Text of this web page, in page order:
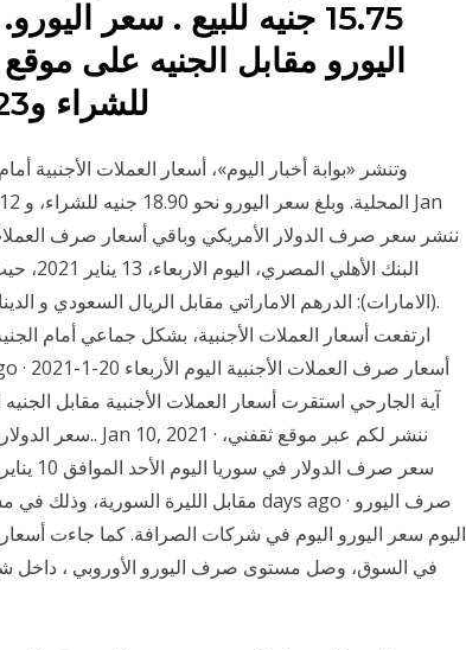
15.75 جنيه للبيع .
للشراء و19.23 جنيه للبيع. سعر الجنيه
وتنشر «بوابة أخبار اليوم»، أسعار العملات الأجنبية
البنك
(الامارات): الدرهم الاماراتي مقابل الريال السعودي و
اليوم سعر اليورو اليوم في شركات الصرافة. كما جاءت
في السوق، وصل مستوى صرف اليورو الأوروبي ، داخل